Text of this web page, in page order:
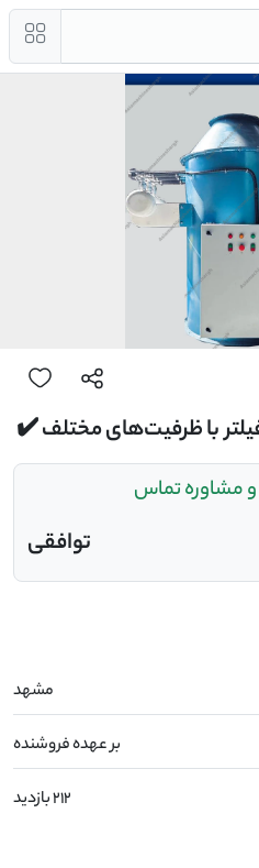
با ظرفیت‌های مختلف ✔️
مشاوره تماس
توافقی
مشهد
بر عهده فروشنده
212 بازدید